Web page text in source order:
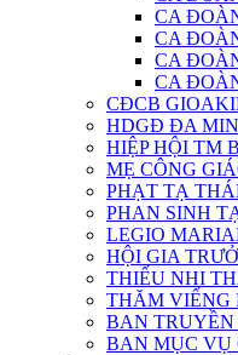
CA
CA
CA
CA
CĐCB
HDGĐ ĐA
HIỆP HỘI TM
MẸ CÔNG
PHẠT TẠ
PHAN SINH
LEGIO
HỘI GIA
THIẾU NHI
THĂM VIẾNG
BAN TRUYỀN
BAN MỤC VỤ